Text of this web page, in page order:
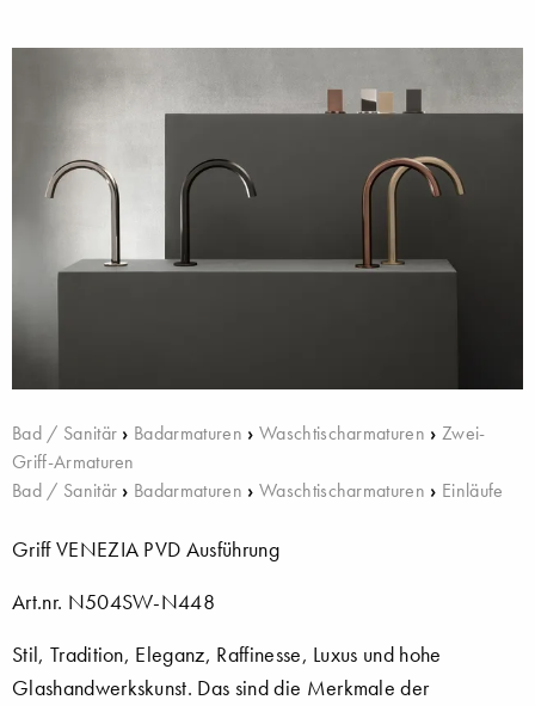
Bad / Sanitär › Badarmaturen › Waschtischarmaturen › Zwei-
Griff-Armaturen
Bad / Sanitär › Badarmaturen › Waschtischarmaturen › Einläufe
Griff VENEZIA PVD Ausführung
Art.nr. N504SW-N448
Stil, Tradition, Eleganz, Raffinesse, Luxus und hohe
Glashandwerkskunst. Das sind die Merkmale der